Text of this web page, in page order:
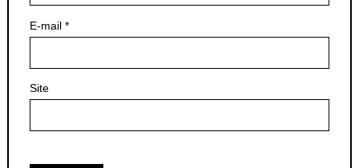
E-mail *
Site